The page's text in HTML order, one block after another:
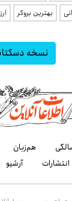
بهترین بروکر
نسخه
هم‌زبان
انتشارات
آرشیو